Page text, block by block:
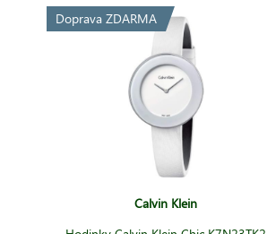
Doprava ZDARMA
Calvin Klein